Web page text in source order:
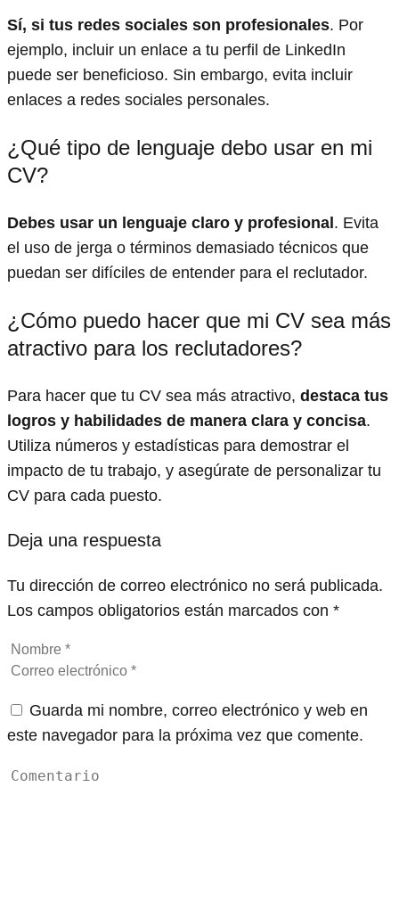
Sí, si tus redes sociales son profesionales. Por
ejemplo, incluir un enlace a tu perfil de LinkedIn
puede ser beneficioso. Sin embargo, evita incluir
enlaces a redes sociales personales.
¿Qué tipo de lenguaje debo usar en mi
CV?
Debes usar un lenguaje claro y profesional. Evita
el uso de jerga o términos demasiado técnicos que
puedan ser difíciles de entender para el reclutador.
¿Cómo puedo hacer que mi CV sea más
atractivo para los reclutadores?
Para hacer que tu CV sea más atractivo, destaca tus
logros y habilidades de manera clara y concisa.
Utiliza números y estadísticas para demostrar el
impacto de tu trabajo, y asegúrate de personalizar tu
CV para cada puesto.
Deja una respuesta
Tu dirección de correo electrónico no será publicada.
Los campos obligatorios están marcados con *
Guarda mi nombre, correo electrónico y web en
este navegador para la próxima vez que comente.